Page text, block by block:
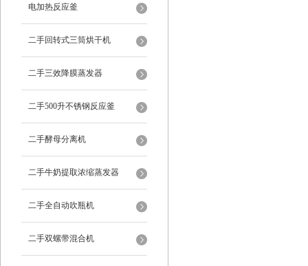
电加热反应釜
二手回转式三筒烘干机
二手三效降膜蒸发器
二手500升不锈钢反应釜
二手酵母分离机
二手牛奶提取浓缩蒸发器
二手全自动吹瓶机
二手双螺带混合机